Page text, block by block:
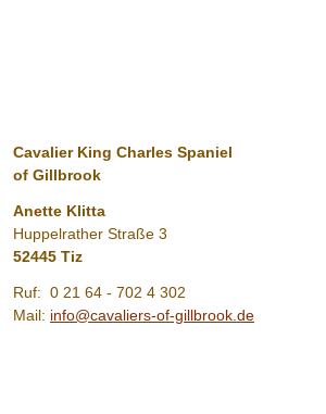
Cavalier King
of Gillbrook
Anette Klitta
Huppelrather Straße 3
52445 Tiz
Ruf: 0 21 64 - 702 4 302
Mail: info@cavaliers-of-gillbrook.de